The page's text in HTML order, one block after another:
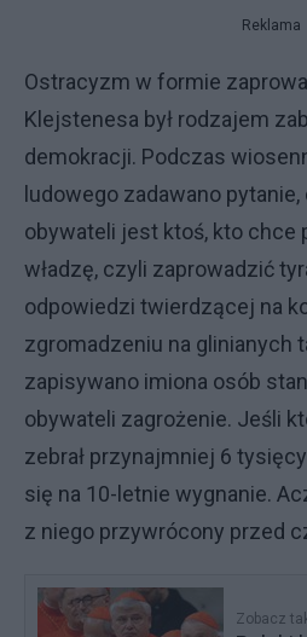
Reklama
Ostracyzm w formie
Klejstenesa był rodzajem
demokracji. Podczas
ludowego zadawano
obywateli jest ktoś, kto chce
władzę, czyli zaprowadzić
odpowiedzi twierdzącej na
zgromadzeniu na glinianych
zapisywano imiona osób
obywateli zagrożenie. Jeśli
zebrał przynajmniej 6
się na 10-letnie wygnanie.
z niego przywrócony przed
Zobacz